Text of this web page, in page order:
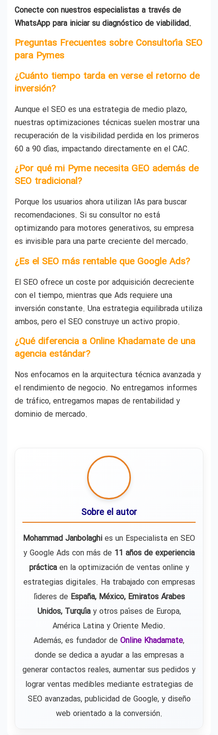
Conecte con nuestros especialistas a través de
WhatsApp para iniciar su diagnóstico de viabilidad.
Preguntas Frecuentes sobre Consultoría SEO
para Pymes
¿Cuánto tiempo tarda en verse el retorno de
inversión?
Aunque el SEO es una estrategia de medio plazo,
nuestras optimizaciones técnicas suelen mostrar una
recuperación de la visibilidad perdida en los primeros
60 a 90 días, impactando directamente en el CAC.
¿Por qué mi Pyme necesita GEO además de
SEO tradicional?
Porque los usuarios ahora utilizan IAs para buscar
recomendaciones. Si su consultor no está
optimizando para motores generativos, su empresa
es invisible para una parte creciente del mercado.
¿Es el SEO más rentable que Google Ads?
El SEO ofrece un coste por adquisición decreciente
con el tiempo, mientras que Ads requiere una
inversión constante. Una estrategia equilibrada utiliza
ambos, pero el SEO construye un activo propio.
¿Qué diferencia a Online Khadamate de una
agencia estándar?
Nos enfocamos en la arquitectura técnica avanzada y
el rendimiento de negocio. No entregamos informes
de tráfico, entregamos mapas de rentabilidad y
dominio de mercado.
Sobre el autor
Mohammad Janbolaghi es un Especialista en SEO
y Google Ads con más de 11 años de experiencia
prácticaen la optimización de ventas online y
estrategias digitales. Ha trabajado con empresas
líderes de España, México, Emiratos Árabes
Unidos, Turquíay otros países de Europa,
América Latina y Oriente Medio.
Además, es fundador de Online Khadamate,
donde se dedica a ayudar a las empresas a
generar contactos reales, aumentar sus pedidos y
lograr ventas medibles mediante estrategias de
SEO avanzadas, publicidad de Google, y diseño
web orientado a la conversión.